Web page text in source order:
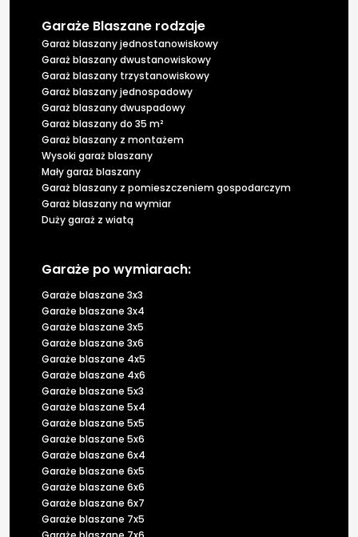
Garaże Blaszane rodzaje
Garaż blaszany jednostanowiskowy
Garaż blaszany dwustanowiskowy
Garaż blaszany trzystanowiskowy
Garaż blaszany jednospadowy
Garaż blaszany dwuspadowy
Garaż blaszany do 35 m²
Garaż blaszany z montażem
Wysoki garaż blaszany
Mały garaż blaszany
Garaż blaszany z pomieszczeniem gospodarczym
Garaż blaszany na wymiar
Duży garaż z wiatą
Garaże po wymiarach:
Garaże blaszane 3x3
Garaże blaszane 3x4
Garaże blaszane 3x5
Garaże blaszane 3x6
Garaże blaszane 4x5
Garaże blaszane 4x6
Garaże blaszane 5x3
Garaże blaszane 5x4
Garaże blaszane 5x5
Garaże blaszane 5x6
Garaże blaszane 6x4
Garaże blaszane 6x5
Garaże blaszane 6x6
Garaże blaszane 6x7
Garaże blaszane 7x5